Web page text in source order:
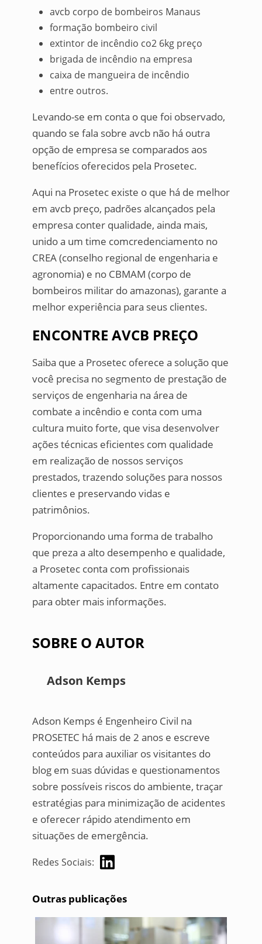
avcb corpo de bombeiros Manaus
formação bombeiro civil
extintor de incêndio co2 6kg preço
brigada de incêndio na empresa
caixa de mangueira de incêndio
entre outros.
Levando-se em conta o que foi observado,
quando se fala sobre avcb não há outra
opção de empresa se comparados aos
benefícios oferecidos pela Prosetec.
Aqui na Prosetec existe o que há de melhor
em avcb preço, padrões alcançados pela
empresa conter qualidade, ainda mais,
unido a um time comcredenciamento no
CREA (conselho regional de engenharia e
agronomia) e no CBMAM (corpo de
bombeiros militar do amazonas), garante a
melhor experiência para seus clientes.
ENCONTRE AVCB PREÇO
Saiba que a Prosetec oferece a solução que
você precisa no segmento de prestação de
serviços de engenharia na área de
combate a incêndio e conta com uma
cultura muito forte, que visa desenvolver
ações técnicas eficientes com qualidade
em realização de nossos serviços
prestados, trazendo soluções para nossos
clientes e preservando vidas e
patrimônios.
Proporcionando uma forma de trabalho
que preza a alto desempenho e qualidade,
a Prosetec conta com profissionais
altamente capacitados. Entre em contato
para obter mais informações.
SOBRE O AUTOR
Adson Kemps
Adson Kemps é Engenheiro Civil na
PROSETEC há mais de 2 anos e escreve
conteúdos para auxiliar os visitantes do
blog em suas dúvidas e questionamentos
sobre possíveis riscos do ambiente, traçar
estratégias para minimização de acidentes
e oferecer rápido atendimento em
situações de emergência.
Redes Sociais:
Outras publicações